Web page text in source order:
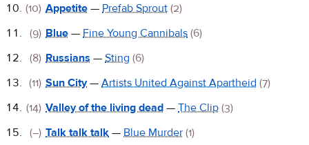
(10) Appetite — Prefab Sprout (2)
(9) Blue — Fine Young Cannibals (6)
(8) Russians — Sting (6)
(11) Sun City— Artists United Against Apartheid (7)
(14) Valley of the living dead — The Clip (3)
(–) Talk talk talk — Blue Murder (1)